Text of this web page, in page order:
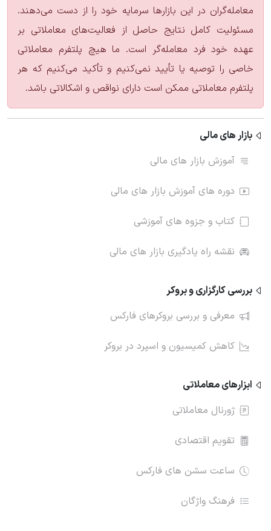
معامله‌گران در این بازارها سرمایه خود را از دست می‌دهند.
مسئولیت کامل نتایج حاصل از فعالیت‌های معاملاتی بر
عهده خود فرد معامله‌گر است. ما هیچ پلتفرم معاملاتی
خاصی را توصیه یا تأیید نمی‌کنیم و تأکید می‌کنیم که هر
پلتفرم معاملاتی ممکن است دارای نواقص و اشکالاتی باشد.
بازار های مالی
آموزش بازار های مالی
دوره های آموزش بازار های مالی
کتاب و جزوه های آموزشی
نقشه راه یادگیری بازار های مالی
بررسی کارگزاری و بروکر
معرفی و بررسی بروکرهای فارکس
کاهش کمیسیون و اسپرد در بروکر
ابزارهای معاملاتی
ژورنال معاملاتی
تقویم اقتصادی
ساعت سشن های فارکس
فرهنگ واژگان